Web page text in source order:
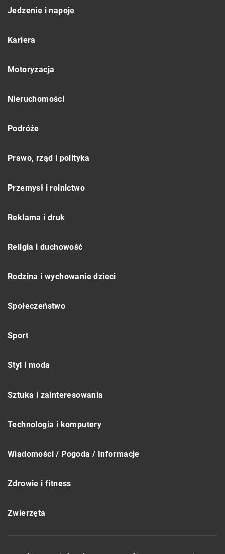
Jedzenie i napoje
Kariera
Motoryzacja
Nieruchomości
Podróże
Prawo, rząd i polityka
Przemysł i rolnictwo
Reklama i druk
Religia i duchowość
Rodzina i wychowanie dzieci
Społeczeństwo
Sport
Styl i moda
Sztuka i zainteresowania
Technologia i komputery
Wiadomości / Pogoda / Informacje
Zdrowie i fitness
Zwierzęta